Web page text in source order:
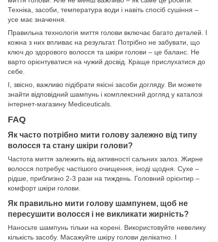
Техніка, засоби, температура води і навіть спосіб сушіння –
усе має значення.
Правильна технологія миття голови включає багато деталей. І
кожна з них впливає на результат. Потрібно не забувати, що
ключ до здорового волосся та шкіри голови – це баланс. Не
варто орієнтуватися на чужий досвід. Краще прислухатися до
себе.
І, звісно, важливо підібрати якісні засоби догляду. Ви можете
знайти відповідний шампунь і комплексний догляд у каталозі
інтернет-магазину Mediceuticals.
FAQ
Як часто потрібно мити голову залежно від типу
волосся та стану шкіри голови?
Частота миття залежить від активності сальних залоз. Жирне
волосся потребує частішого очищення, іноді щодня. Сухе –
рідше, приблизно 2-3 рази на тиждень. Головний орієнтир –
комфорт шкіри голови.
Як правильно мити голову шампунем, щоб не
пересушити волосся і не викликати жирність?
Наносьте шампунь тільки на корені. Використовуйте невелику
кількість засобу. Масажуйте шкіру голови делікатно. І